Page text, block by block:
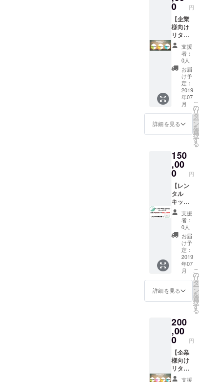
食べた
い…」
「ちょ
っとい
い合コ
ンやり
たいけ
ど、料
理がな
いと困
る…！
」 など
など、
料理が
あった
らレン
な個室
でイベ
ントを
やりた
いの
に！ と
いう方
必見の
リター
ン！！
”いろあ
いキッ
チン”の
管理栄
養士、
なかむ
らさん
が健康
料理を
提供し
てくれ
ます。
「料理
すごー
い！」
「贅沢
す。 面
白く
刈って
頂くと
嬉しい
です笑
0 円
【企業
様向け
リター
ンその
1】 ☆
おすす
め企業
様☆ 自
分で事
業をし
たり何
かを企
画した
りして
いる方
が集ま
タルス
ペー
ス！ 意
欲的に
活動さ
れてい
る方に
向けて
PR活動
をした
い企業
様にお
ススメ
です！
特典
１：ス
タッフT
シャツ
に御社
名をス
サー様
として
記載 特
典２：1
年間レ
ンタル
スペー
ス内チ
支援
者：
0人
お届
け予
定：
2019
年07
月
詳細を見る
こ
の
リ
タ
ー
ン
を
選
択
す
る
150
,00
0 円
【レン
タル
キッチ
ンス
ペース
利用1時
間】 名
の通り
レンタ
ルキッ
チンス
ペース
利用 2
時間半
年間の
リター
す！！
社長レ
ベルで
すね笑
使用期
限：
2019.7.
8〜
支援
者：
0人
お届
け予
定：
2019
年07
月
詳細を見る
こ
の
リ
タ
ー
ン
を
選
択
す
る
200
,00
0 円
【企業
様向け
リター
ンその
支援